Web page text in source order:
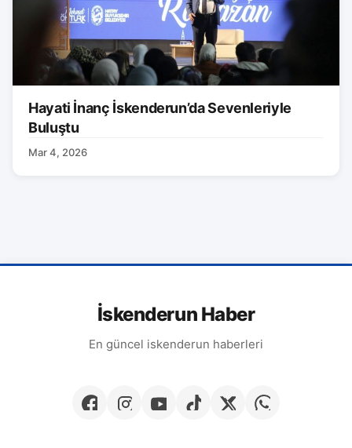
Hayati İnanç İskenderun’da Sevenleriyle
Buluştu
Mar 4, 2026
İskenderun Haber
En güncel iskenderun haberleri